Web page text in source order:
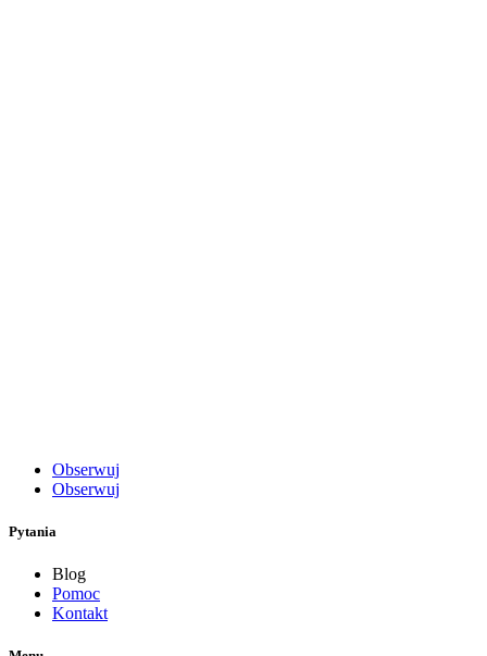
Obserwuj
Obserwuj
Pytania
Blog
Pomoc
Kontakt